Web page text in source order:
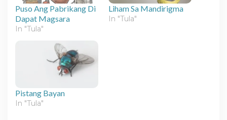
Puso Ang Pabrikang Di
Dapat Magsara
In "Tula"
Liham Sa Mandirigma
In "Tula"
Pistang Bayan
In "Tula"